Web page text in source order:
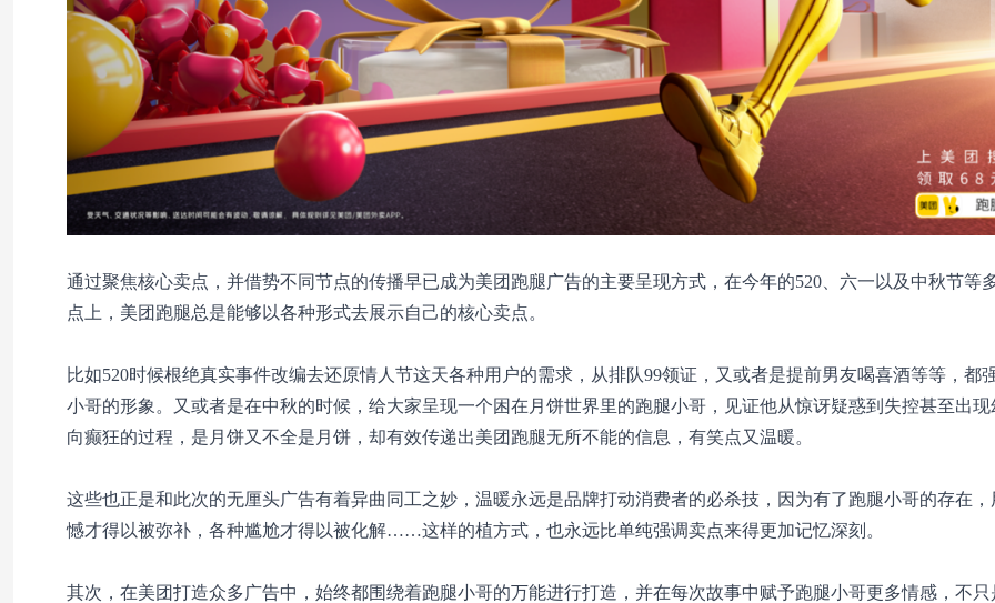
通过聚焦核心卖点，并借势不同节点的传播早已成为美团跑腿广告的主要呈现方式，在今年的520、六一以及中秋节等
点上，美团跑腿总是能够以各种形式去展示自己的核心卖点。
比如520时候根绝真实事件改编去还原情人节这天各种用户的需求，从排队99领证，又或者是提前男友喝喜酒等等，都
小哥的形象。又或者是在中秋的时候，给大家呈现一个困在月饼世界里的跑腿小哥，见证他从惊讶疑惑到失控甚至出现
向癫狂的过程，是月饼又不全是月饼，却有效传递出美团跑腿无所不能的信息，有笑点又温暖。
这些也正是和此次的无厘头广告有着异曲同工之妙，温暖永远是品牌打动消费者的必杀技，因为有了跑腿小哥的存在，
憾才得以被弥补，各种尴尬才得以被化解……这样的植方式，也永远比单纯强调卖点来得更加记忆深刻。
其次，在美团打造众多广告中，始终都围绕着跑腿小哥的万能进行打造，并在每次故事中赋予跑腿小哥更多情感，不只